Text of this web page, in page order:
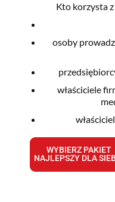
Kto korzysta
osoby
właściciele
WYBIERZ PAKIET
NAJLEPSZY DLA